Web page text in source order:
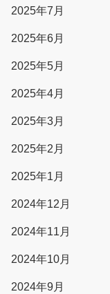
2025年7月
2025年6月
2025年5月
2025年4月
2025年3月
2025年2月
2025年1月
2024年12月
2024年11月
2024年10月
2024年9月